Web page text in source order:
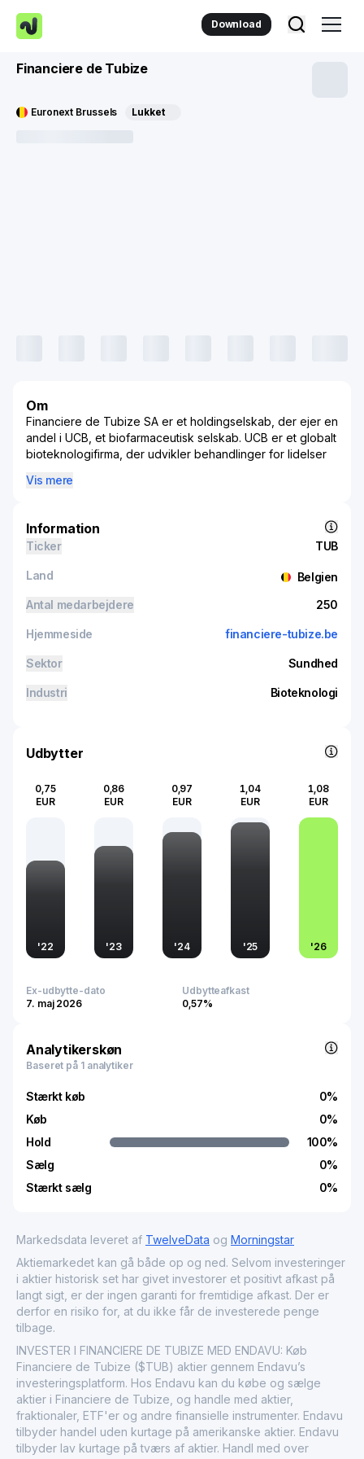
Download
Financiere de Tubize
Euronext Brussels Lukket
Om
Financiere de Tubize SA er et holdingselskab, der ejer en
andel i UCB, et biofarmaceutisk selskab. UCB er et globalt
bioteknologifirma, der udvikler behandlinger for lidelser
størstedelen af sin omsætning i USA, efterfulgt af Europa
efterfulgt af immunologiprodukterne. Virksomhedens
strategi fokuserer på at udnytte videnskabelige
fremskridt og færdigheder inden for områder som
genetik, biomarkører og human biologi.
Vis mere
Information
Ticker TUB
Land
Belgien
Antal medarbejdere
250
Hjemmeside financiere-tubize.be
Sektor Sundhed
Industri Bioteknologi
Udbytter
0,75
EUR
'22
0,86
EUR
'23
0,97
EUR
'24
1,04
EUR
'25
1,08
EUR
'26
Ex-udbytte-dato
7. maj 2026
Udbytteafkast
0,57%
Analytikerskøn
Baseret på 1 analytiker
Stærkt køb
Køb
Hold
Sælg
Stærkt sælg
0%
0%
100%
0%
0%
Markedsdata leveret af TwelveData og Morningstar
Aktiemarkedet kan gå både op og ned. Selvom investeringer
i aktier historisk set har givet investorer et positivt afkast på
langt sigt, er der ingen garanti for fremtidige afkast. Der er
derfor en risiko for, at du ikke får de investerede penge
tilbage.
INVESTER I FINANCIERE DE TUBIZE MED ENDAVU: Køb
Financiere de Tubize ($TUB) aktier gennem Endavu’s
investeringsplatform. Hos Endavu kan du købe og sælge
aktier i Financiere de Tubize, og handle med aktier,
fraktionaler, ETF'er og andre finansielle instrumenter. Endavu
tilbyder handel uden kurtage på amerikanske aktier. Endavu
tilbyder lav kurtage på tværs af aktier. Handl med over